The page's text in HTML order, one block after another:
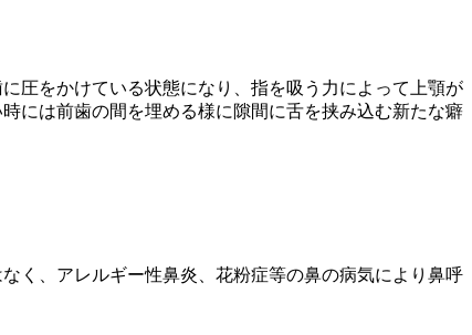
圧をかけている状態になり、指を吸う力によって上顎が
には前歯の間を埋める様に隙間に舌を挟み込む新たな癖
く、アレルギー性鼻炎、花粉症等の鼻の病気により鼻呼